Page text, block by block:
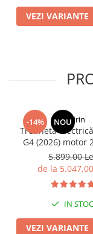
VEZI VARIANTE
-14% NOU
KuKirin
Trotinetă
G4 (2026) motor
viteză maximă
baterie cu litiu 60
anvelope de 11
5.899,00
de la
IN STOC
VEZI VARIANTE